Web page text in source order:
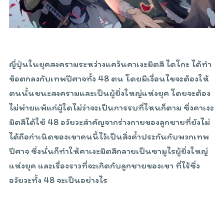
ญี่ปุ่นในยุคสงครามระหว่างแคว้นคาเงะมิตสึ ไดโกะ ได้ทำ
ข้อตกลงกับเทพปีศาจทั้ง 48 ตน โดยมีเงื่อนไขจะต้องให้
ตนนั้นชนะสงครามและเป็นผู้ยิ่งใหญ่แห่งยุค โดยจะต้อง
ไม่พ่ายแพ้แก่ผู้ใดไม่ว่าจะเป็นการรบที่ไหนก็ตาม ซึ่งคาเงะ
มิตสึได้ใช้ 48 อวัยวะสำคัญจากร่างกายของลูกชายที่ยังไม่
ได้ถือกำเนิดของเขาคนนี้ไว้เป็นสิ่งค้ำประกันกับพวกเทพ
ปีศาจ ซึ่งนั่นก็ทำให้คาเงะมิตสึกลายเป็นซามูไรผู้ยิ่งใหญ่
แห่งยุค และเรื่องราวที่จะเกิดกับลูกชายของเขา ที่ไร้ซึ่ง
อวัยวะทั้ง 48 จะเป็นอย่างไร